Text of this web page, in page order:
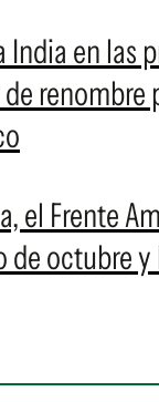
en las
renombre
el Frente
de octubre